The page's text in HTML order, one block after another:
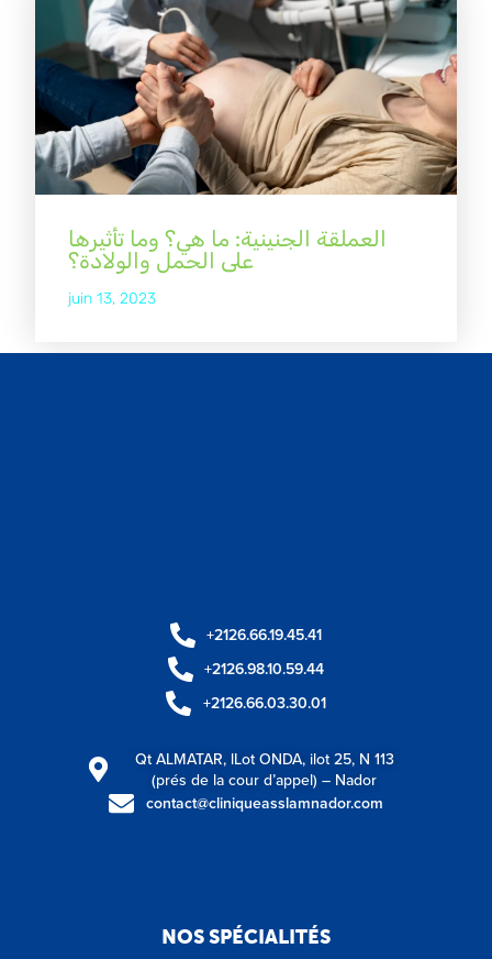
العملقة الجنينية: ما هي؟ وما تأثيرها
على الحمل والولادة؟
juin 13, 2023
NOS SPÉCIALITÉS
+2126.66.19.45.41
+2126.98.10.59.44
+2126.66.03.30.01
Qt ALMATAR, lLot ONDA, ilot 25, N 113
(prés de la cour d’appel) – Nador
contact@cliniqueasslamnador.com